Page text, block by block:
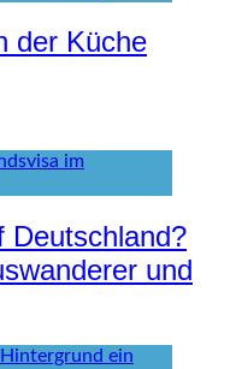
der Küche
Deutschland?
und